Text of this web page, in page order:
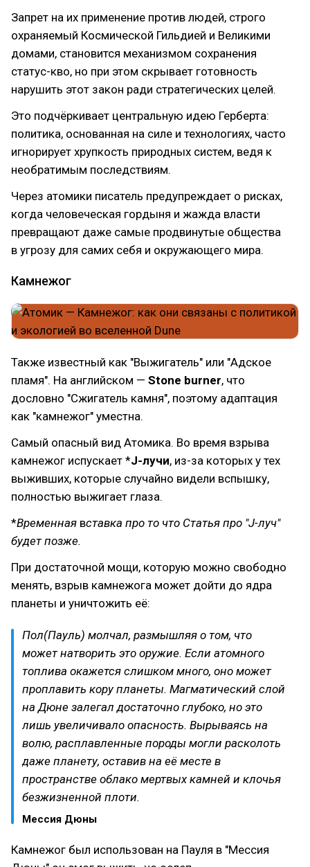
Запрет на их применение против людей, строго
охраняемый Космической Гильдией и Великими
домами, становится механизмом сохранения
статус-кво, но при этом скрывает готовность
нарушить этот закон ради стратегических целей.
Это подчёркивает центральную идею Герберта:
политика, основанная на силе и технологиях, часто
игнорирует хрупкость природных систем, ведя к
необратимым последствиям.
Через атомики писатель предупреждает о рисках,
когда человеческая гордыня и жажда власти
превращают даже самые продвинутые общества
в угрозу для самих себя и окружающего мира.
Камнежог
Также известный как "Выжигатель" или "Адское
пламя". На английском — Stone burner, что
дословно "Сжигатель камня", поэтому адаптация
как "камнежог" уместна.
Самый опасный вид Атомика. Во время взрыва
камнежог испускает *J-лучи, из-за которых у тех
выживших, которые случайно видели вспышку,
полностью выжигает глаза.
*Временная вставка про то что Статья про "J-луч"
будет позже.
При достаточной мощи, которую можно свободно
менять, взрыв камнежога может дойти до ядра
планеты и уничтожить её:
Пол(Пауль) молчал, размышляя о том, что
может натворить это оружие. Если атомного
топлива окажется слишком много, оно может
проплавить кору планеты. Магматический слой
на Дюне залегал достаточно глубоко, но это
лишь увеличивало опасность. Вырываясь на
волю, расплавленные породы могли расколоть
даже планету, оставив на её месте в
пространстве облако мертвых камней и клочья
безжизненной плоти.
Мессия Дюны
Камнежог был использован на Пауля в "Мессия